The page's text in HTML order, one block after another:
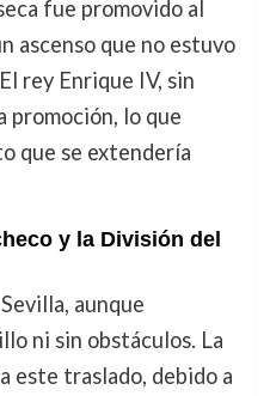
fue promovido al
ascenso que no estuvo
rey Enrique IV, sin
promoción, lo que
que se extendería
y la División del
aunque
ni sin obstáculos. La
este traslado, debido a